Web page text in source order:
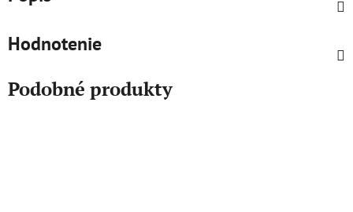
Hodnotenie
Podobné produkty